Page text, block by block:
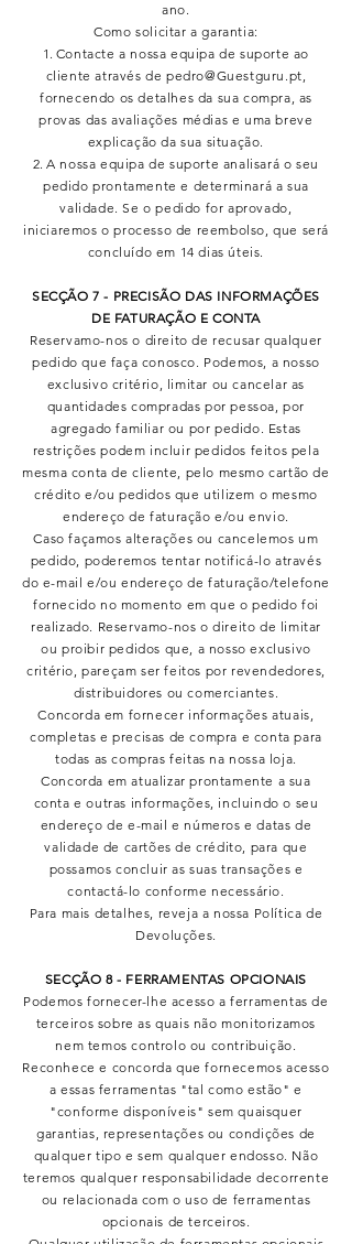
ano.
Como solicitar a garantia:
Contacte a nossa equipa de suporte ao
cliente através de pedro@Guestguru.pt,
fornecendo os detalhes da sua compra, as
provas das avaliações médias e uma breve
explicação da sua situação.
A nossa equipa de suporte analisará o seu
pedido prontamente e determinará a sua
validade. Se o pedido for aprovado,
iniciaremos o processo de reembolso, que será
concluído em 14 dias úteis.
SECÇÃO 7 - PRECISÃO DAS INFORMAÇÕES
DE FATURAÇÃO E CONTA
Reservamo-nos o direito de recusar qualquer
pedido que faça conosco. Podemos, a nosso
exclusivo critério, limitar ou cancelar as
quantidades compradas por pessoa, por
agregado familiar ou por pedido. Estas
restrições podem incluir pedidos feitos pela
mesma conta de cliente, pelo mesmo cartão de
crédito e/ou pedidos que utilizem o mesmo
endereço de faturação e/ou envio.
Caso façamos alterações ou cancelemos um
pedido, poderemos tentar notificá-lo através
do e-mail e/ou endereço de faturação/telefone
fornecido no momento em que o pedido foi
realizado. Reservamo-nos o direito de limitar
ou proibir pedidos que, a nosso exclusivo
critério, pareçam ser feitos por revendedores,
distribuidores ou comerciantes.
Concorda em fornecer informações atuais,
completas e precisas de compra e conta para
todas as compras feitas na nossa loja.
Concorda em atualizar prontamente a sua
conta e outras informações, incluindo o seu
endereço de e-mail e números e datas de
validade de cartões de crédito, para que
possamos concluir as suas transações e
contactá-lo conforme necessário.
Para mais detalhes, reveja a nossa Política de
Devoluções.
SECÇÃO 8 - FERRAMENTAS OPCIONAIS
Podemos fornecer-lhe acesso a ferramentas de
terceiros sobre as quais não monitorizamos
nem temos controlo ou contribuição.
Reconhece e concorda que fornecemos acesso
a essas ferramentas "tal como estão" e
"conforme disponíveis" sem quaisquer
garantias, representações ou condições de
qualquer tipo e sem qualquer endosso. Não
teremos qualquer responsabilidade decorrente
ou relacionada com o uso de ferramentas
opcionais de terceiros.